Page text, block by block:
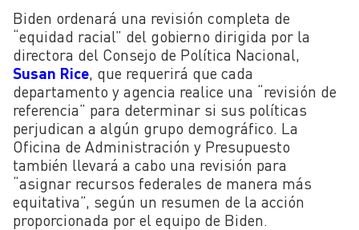
Biden ordenará una revisión completa de
“equidad racial” del gobierno dirigida por la
directora del Consejo de Política Nacional,
Susan Rice, que requerirá que cada
departamento y agencia realice una “revisión de
referencia” para determinar si sus políticas
perjudican a algún grupo demográfico. La
Oficina de Administración y Presupuesto
también llevará a cabo una revisión para
“asignar recursos federales de manera más
equitativa”, según un resumen de la acción
proporcionada por el equipo de Biden.